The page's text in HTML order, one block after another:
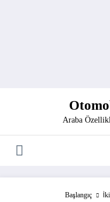
Araba
Başlangıç